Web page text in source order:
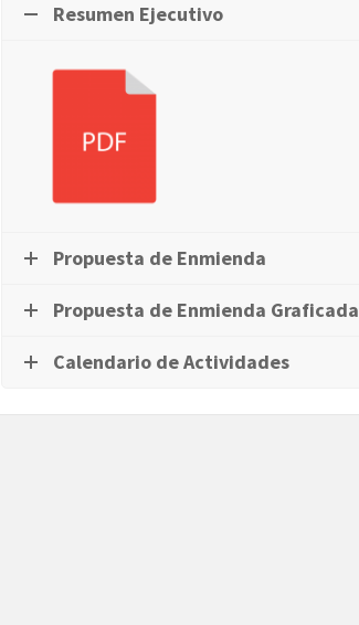
Resumen Ejecutivo
Propuesta de Enmienda
Propuesta de Enmienda Graficada
Calendario de Actividades